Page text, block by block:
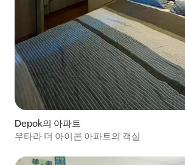
Depok의 아파트
우타라 더 아이콘 아파트의 객실